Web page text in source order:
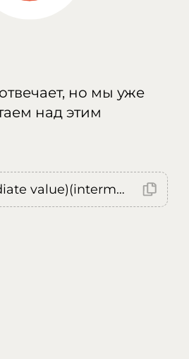
но мы уже
над этим
Error: (intermediate value)(intermediate value)(intermediate value).replaceAll is not a function